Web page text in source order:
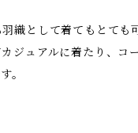
織として着てもとても
ジュアルに着たり、コ
。